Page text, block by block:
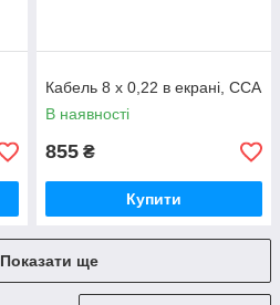
Кабель 8 х 0,22 в екрані, ССА
В наявності
855 ₴
Купити
Показати ще